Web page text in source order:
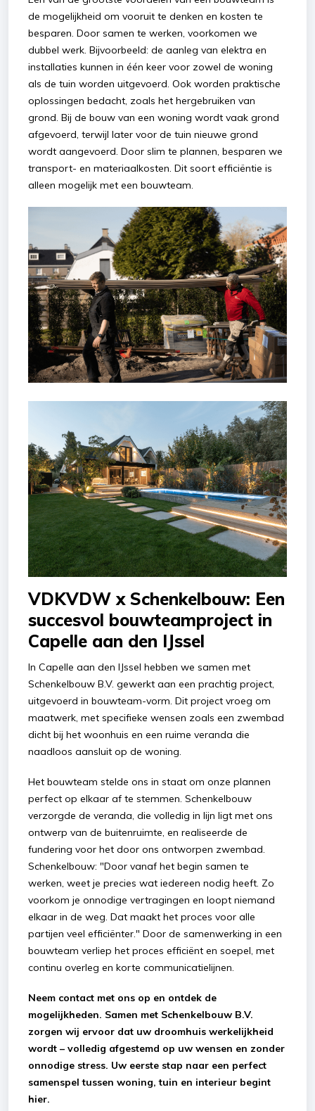
de mogelijkheid om vooruit te denken en kosten te
besparen. Door samen te werken, voorkomen we
dubbel werk. Bijvoorbeeld: de aanleg van elektra en
installaties kunnen in één keer voor zowel de woning
als de tuin worden uitgevoerd. Ook worden praktische
oplossingen bedacht, zoals het hergebruiken van
grond. Bij de bouw van een woning wordt vaak grond
afgevoerd, terwijl later voor de tuin nieuwe grond
wordt aangevoerd. Door slim te plannen, besparen we
transport- en materiaalkosten. Dit soort efficiëntie is
alleen mogelijk met een bouwteam.
VDKVDW x Schenkelbouw: Een
succesvol bouwteamproject in
Capelle aan den IJssel
In Capelle aan den IJssel hebben we samen met
Schenkelbouw B.V. gewerkt aan een prachtig project,
uitgevoerd in bouwteam-vorm. Dit project vroeg om
maatwerk, met specifieke wensen zoals een zwembad
dicht bij het woonhuis en een ruime veranda die
naadloos aansluit op de woning.
Het bouwteam stelde ons in staat om onze plannen
perfect op elkaar af te stemmen. Schenkelbouw
verzorgde de veranda, die volledig in lijn ligt met ons
ontwerp van de buitenruimte, en realiseerde de
fundering voor het door ons ontworpen zwembad.
Schenkelbouw: "Door vanaf het begin samen te
werken, weet je precies wat iedereen nodig heeft. Zo
voorkom je onnodige vertragingen en loopt niemand
elkaar in de weg. Dat maakt het proces voor alle
partijen veel efficiënter." Door de samenwerking in een
bouwteam verliep het proces efficiënt en soepel, met
continu overleg en korte communicatielijnen.
Neem contact met ons op en ontdek de
mogelijkheden. Samen met Schenkelbouw B.V.
zorgen wij ervoor dat uw droomhuis werkelijkheid
wordt – volledig afgestemd op uw wensen en zonder
onnodige stress. Uw eerste stap naar een perfect
samenspel tussen woning, tuin en interieur begint
hier.